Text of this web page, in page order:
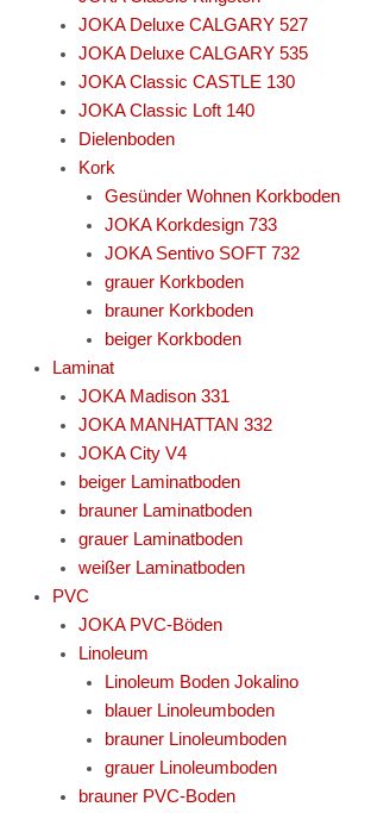
JOKA Deluxe CALGARY 527
JOKA Deluxe CALGARY 535
JOKA Classic CASTLE 130
JOKA Classic Loft 140
Dielenboden
Kork
Gesünder Wohnen Korkboden
JOKA Korkdesign 733
JOKA Sentivo SOFT 732
grauer Korkboden
brauner Korkboden
beiger Korkboden
Laminat
JOKA Madison 331
JOKA MANHATTAN 332
JOKA City V4
beiger Laminatboden
brauner Laminatboden
grauer Laminatboden
weißer Laminatboden
PVC
JOKA PVC-Böden
Linoleum
Linoleum Boden Jokalino
blauer Linoleumboden
brauner Linoleumboden
grauer Linoleumboden
brauner PVC-Boden